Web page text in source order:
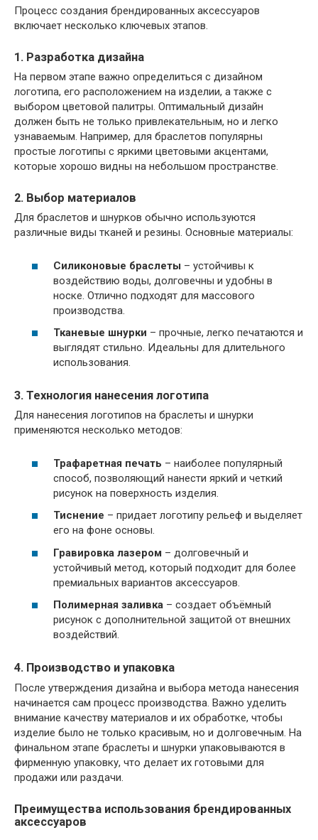
Процесс создания брендированных аксессуаров
включает несколько ключевых этапов.
1. Разработка дизайна
На первом этапе важно определиться с дизайном
логотипа, его расположением на изделии, а также с
выбором цветовой палитры. Оптимальный дизайн
должен быть не только привлекательным, но и легко
узнаваемым. Например, для браслетов популярны
простые логотипы с яркими цветовыми акцентами,
которые хорошо видны на небольшом пространстве.
2. Выбор материалов
Для браслетов и шнурков обычно используются
различные виды тканей и резины. Основные материалы:
Силиконовые браслеты – устойчивы к
воздействию воды, долговечны и удобны в
носке. Отлично подходят для массового
производства.
Тканевые шнурки – прочные, легко печатаются и
выглядят стильно. Идеальны для длительного
использования.
3. Технология нанесения логотипа
Для нанесения логотипов на браслеты и шнурки
применяются несколько методов:
Трафаретная печать – наиболее популярный
способ, позволяющий нанести яркий и четкий
рисунок на поверхность изделия.
Тиснение – придает логотипу рельеф и выделяет
его на фоне основы.
Гравировка лазером – долговечный и
устойчивый метод, который подходит для более
премиальных вариантов аксессуаров.
Полимерная заливка – создает объёмный
рисунок с дополнительной защитой от внешних
воздействий.
4. Производство и упаковка
После утверждения дизайна и выбора метода нанесения
начинается сам процесс производства. Важно уделить
внимание качеству материалов и их обработке, чтобы
изделие было не только красивым, но и долговечным. На
финальном этапе браслеты и шнурки упаковываются в
фирменную упаковку, что делает их готовыми для
продажи или раздачи.
Преимущества использования брендированных
аксессуаров